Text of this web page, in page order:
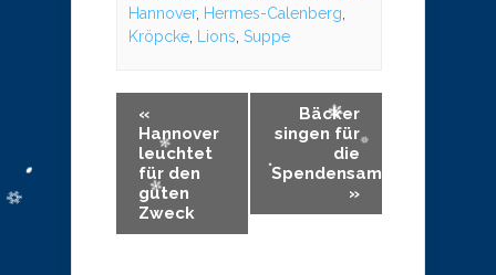
Hannover, Hermes-Calenberg
Kröpcke, Lions Suppe
«
Hannover
leuchtet
für den
guten
Zweck
Bäcker
singen für
die
Spendensammlung
»